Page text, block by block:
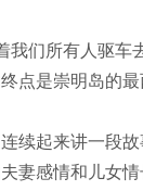
们所有人驱
点是崇明岛的
续起来讲一段
妻感情和儿女